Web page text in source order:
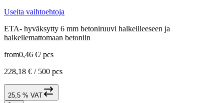
Useita vaihtoehtoja
ETA- hyväksytty 6 mm betoniruuvi halkeilleeseen ja
halkeilemattomaan betoniin
from0,46 €/ pcs
228,18 € / 500 pcs
25,5 % VAT